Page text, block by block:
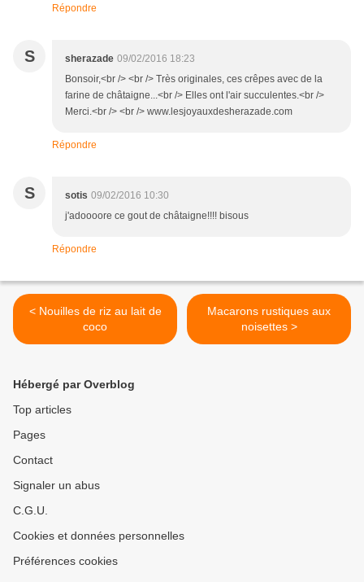
Répondre
S sherazade 09/02/2016 18:23
Bonsoir,<br /> <br /> Très originales, ces crêpes avec de la
farine de châtaigne...<br /> Elles ont l'air succulentes.<br />
Merci.<br /> <br /> www.lesjoyauxdesherazade.com
Répondre
S sotis 09/02/2016 10:30
j'adoooore ce gout de châtaigne!!!! bisous
Répondre
< Nouilles de riz au lait de
coco
Macarons rustiques aux
noisettes >
Hébergé par Overblog
Top articles
Pages
Contact
Signaler un abus
C.G.U.
Cookies et données personnelles
Préférences cookies